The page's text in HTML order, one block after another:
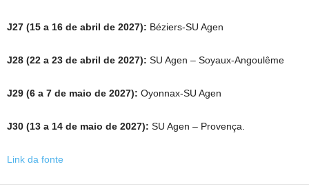
J27 (15 a 16 de abril de 2027): Béziers-SU Agen
J28 (22 a 23 de abril de 2027): SU Agen – Soyaux-Angoulême
J29 (6 a 7 de maio de 2027): Oyonnax-SU Agen
J30 (13 a 14 de maio de 2027): SU Agen – Provença.
Link da fonte